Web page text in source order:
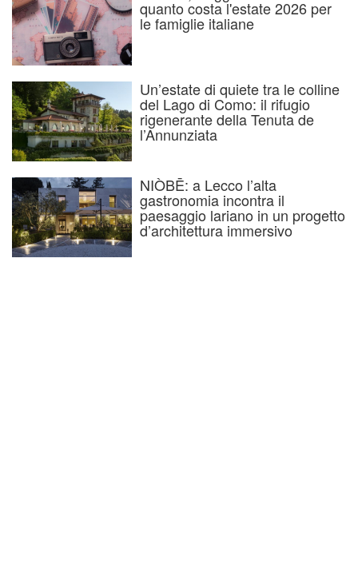
quanto costa l'estate 2026 per
le famiglie italiane
Un’estate di quiete tra le colline
del Lago di Como: il rifugio
rigenerante della Tenuta de
l’Annunziata
NIÒBĒ: a Lecco l’alta
gastronomia incontra il
paesaggio lariano in un progetto
d’architettura immersivo